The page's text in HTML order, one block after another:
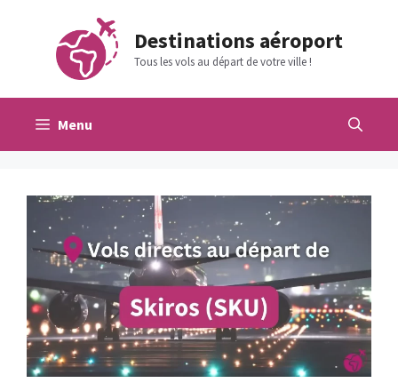
contenu
Destinations aéroport
Tous les vols au départ de votre ville !
Menu